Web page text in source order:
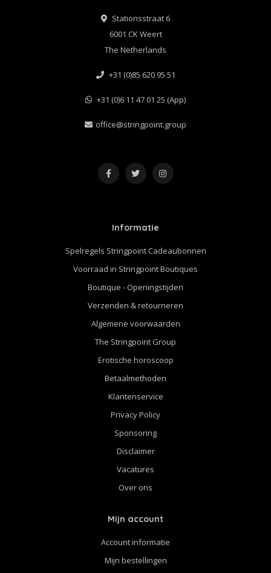
Stationsstraat 6
6001 CK Weert
The Netherlands
+31 (0)85 620 95 51
+31 (0)6 11 47 01 25 (App)
office@stringpoint.group
Informatie
Spelregels Stringpoint Cadeaubonnen
Voorraad in Stringpoint Boutiques
Boutique - Openingstijden
Verzenden & retourneren
Algemene voorwaarden
The Stringpoint Group
Erotische horoscoop
Betaalmethoden
Klantenservice
Privacy Policy
Sponsoring
Disclaimer
Vacatures
Over ons
Mijn account
Account informatie
Mijn bestellingen